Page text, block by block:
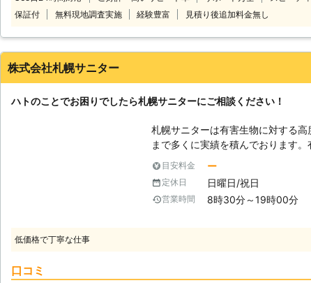
て】 鳩の駆除をご自身で行った場
あります。 ・ドバトの狩猟禁止。
で捕獲可能。 ・意図的に衰弱させ
を脅かす行為の禁止。(箒で追い払
業者にお任せください。 鳩110番は、日本全国に数多くの加盟店が提携して
いますので、安心してお任せ出来
ので、鳩被害でお困りのことがあ
調査後にプロが即日解決いたします
保証付
無料現地調査実施 経験豊富 見積り後追加料金無し
株式会社札幌サニター
ハトのことでお困りでしたら札幌サニターにご相談ください！
札幌サニターは有害生物に対する
まで多くに実績を積んでおります
った昆虫などを思い浮かべるかも
生活において被害の大きい鳥類な
る豊富な経験と知識を有しておりま
ごしいただけるように、よりよい環
物の被害は場所を選びません。個
目安料金 ー
定休日 日曜日/祝日
営業時間 8時30分～19時00分
低価格で丁寧な仕事
口コミ